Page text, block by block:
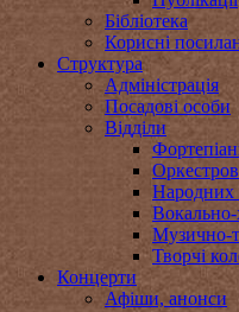
Бібліотека
Корисні
Структура
Адміністрація
Посадові особи
Відділи
Народних
Музично-
Творчі
Концерти
Афіши, анонси